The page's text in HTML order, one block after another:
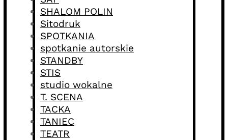
SHALOM POLIN
Sitodruk
SPOTKANIA
spotkanie autorskie
STANDBY
STIS
studio wokalne
T. SCENA
TACKA
TANIEC
TEATR